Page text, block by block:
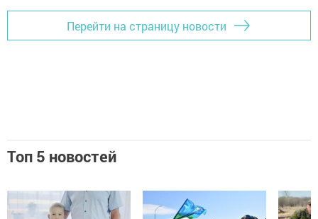
Перейти на страницу новости
Топ 5 новостей